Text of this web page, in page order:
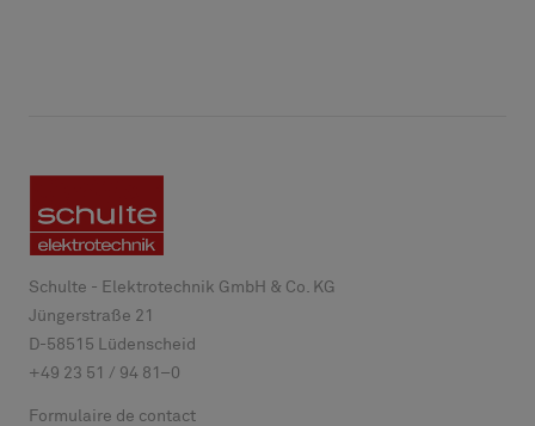
Schulte - Elektrotechnik GmbH & Co. KG
Jüngerstraße 21
D-58515 Lüdenscheid
+49 23 51 / 94 81–0
Formulaire de contact